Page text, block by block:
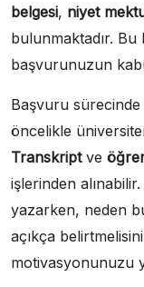
belgesi, niyet
bulunmaktadır. Bu
başvurunuzun
Başvuru
öncelikle
Transkriptve
işlerinden
yazarken, neden
açıkça
motivasyonunuzu